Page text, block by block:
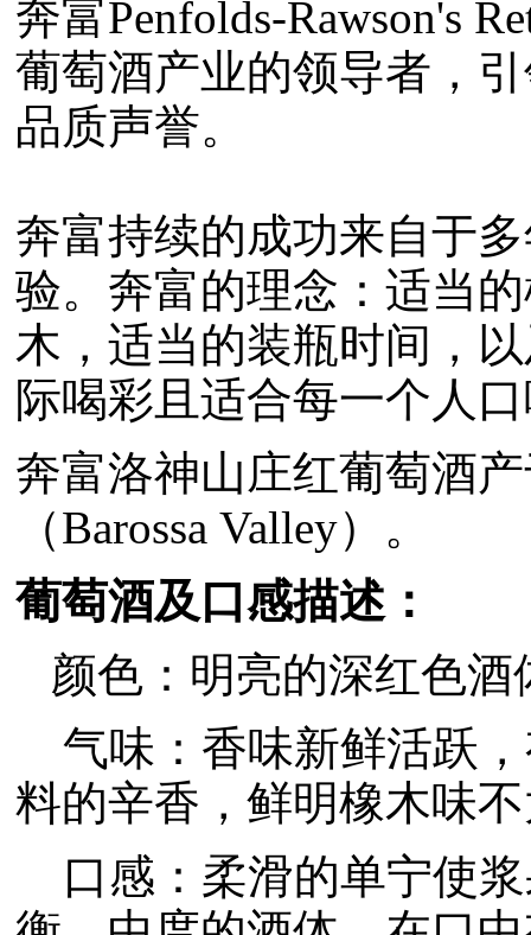
奔富Penfolds-Rawson's
葡萄酒产业的领导者，
品质声誉。
奔富持续的成功来自于
验。奔富的理念：适当
木，适当的装瓶时间，
际喝彩且适合每一个人
奔富洛神山庄红葡萄酒
（Barossa Valley）。
葡萄酒及口感描述：
颜色：明亮的深红色酒
气味：香味新鲜活跃
料的辛香，鲜明橡木味
口感：柔滑的单宁使